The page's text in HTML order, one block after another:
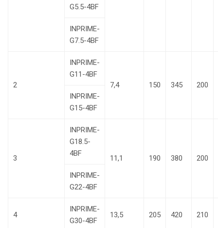
G5.5-4BF
INPRIME-
G7.5-4BF
2
INPRIME-
G11-4BF
7,4
150 345
200
INPRIME-
G15-4BF
3
INPRIME-
G18.5-
4BF
11,1 190 380
200
INPRIME-
G22-4BF
4
INPRIME-
G30-4BF
13,5 205 420 210